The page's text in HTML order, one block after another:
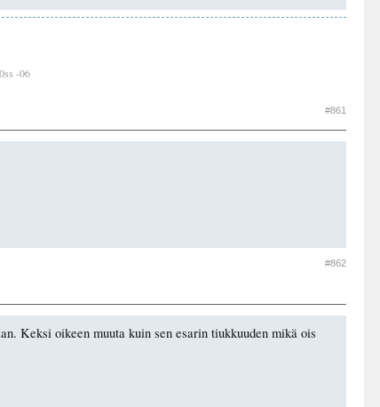
-06
#861
#862
Keksi oikeen muuta kuin sen esarin tiukkuuden mikä ois